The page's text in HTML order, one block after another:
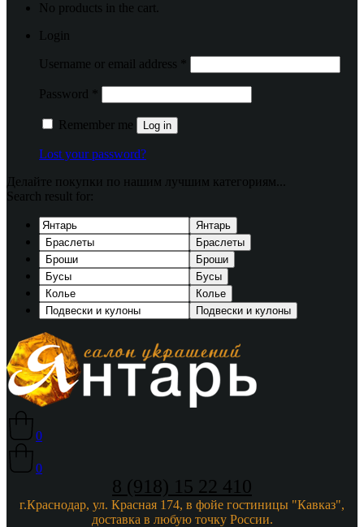
No products in the cart.
Login
Username or email address
Password
Remember me Log in
Lost your password?
Делайте покупки по нашим лучшим категориям...
Search result for:
Янтарь
Браслеты
Броши
Бусы
Колье
Подвески и кулоны
0
0
8 (918) 15 22 410
г.Краснодар, ул. Красная 174, в фойе гостиницы "Кавказ",
доставка в любую точку России.